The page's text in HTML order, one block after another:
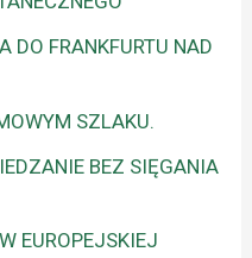
DO FRANKFURTU NAD
SZLAKU.
BEZ SIĘGANIA
EUROPEJSKIEJ